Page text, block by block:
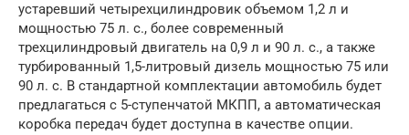
устаревший четырехцилиндровик объемом 1,2 л и
мощностью 75 л. с., более современный
трехцилиндровый двигатель на 0,9 л и 90 л. с., а также
турбированный 1,5-литровый дизель мощностью 75 или
90 л. с. В стандартной комплектации автомобиль будет
предлагаться с 5-ступенчатой МКПП, а автоматическая
коробка передач будет доступна в качестве опции.